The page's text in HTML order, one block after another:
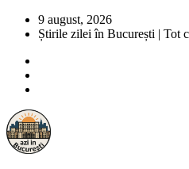
9 august, 2026
Știrile zilei în București | Tot